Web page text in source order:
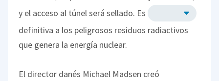
y el acceso al túnel será sellado. Es
definitiva a los peligrosos residuos radiactivos
que genera la energía nuclear.
El director danés Michael Madsen creó